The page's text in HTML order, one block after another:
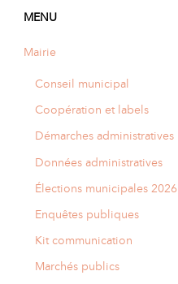
MENU
Mairie
Conseil municipal
Coopération et labels
Démarches administratives
Données administratives
Élections municipales 2026
Enquêtes publiques
Kit communication
Marchés publics